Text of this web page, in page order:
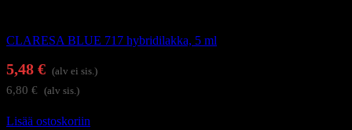
CLARESA BLUE 717 hybridilakka, 5 ml
5,48 € (alv ei sis.)
6,80 € (alv sis.)
Lisää ostoskoriin